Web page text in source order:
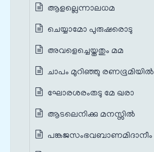
ആളല്ലെന്നാലധമ
ചെയ്യാമോ പുരുഷരൊടു
അവളെച്ചെയ്തതും മമ
ചാപം മുറിഞ്ഞു രണഭൂമിയിൽ
ഘോരശരം‌തടു മേ ഖരാ
ആടലെനിക്കു മനസ്സിൽ
പങ്കജസംഭവബാണമിദാനീം